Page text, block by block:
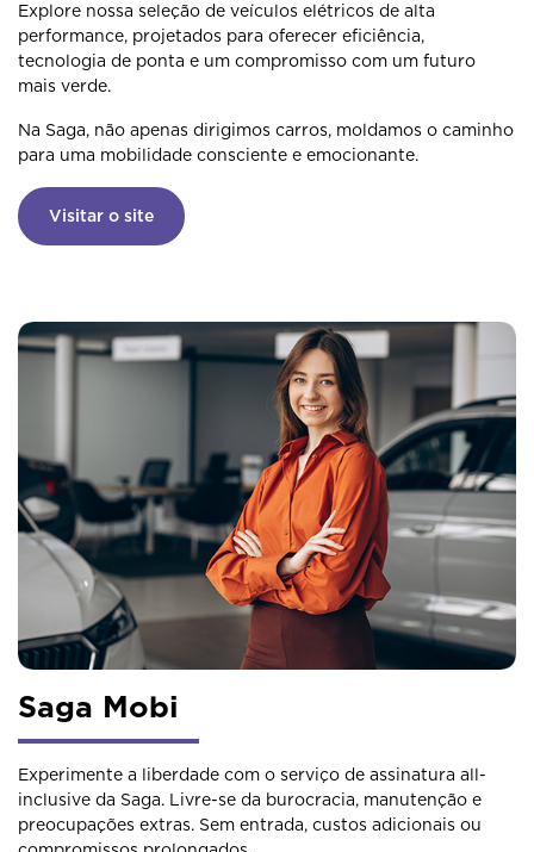
Explore nossa seleção de veículos elétricos de alta
performance, projetados para oferecer eficiência,
tecnologia de ponta e um compromisso com um futuro
mais verde.
Na Saga, não apenas dirigimos carros, moldamos o caminho
para uma mobilidade consciente e emocionante.
Visitar o site
Saga Mobi
Experimente a liberdade com o serviço de assinatura all-
inclusive da Saga. Livre-se da burocracia, manutenção e
preocupações extras. Sem entrada, custos adicionais ou